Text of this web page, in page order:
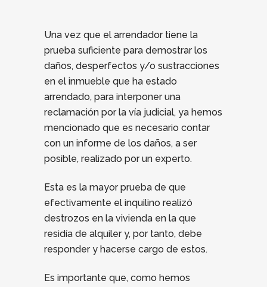
Una vez que el arrendador tiene la
prueba suficiente para demostrar los
daños, desperfectos y/o sustracciones
en el inmueble que ha estado
arrendado, para interponer una
reclamación por la vía judicial, ya hemos
mencionado que es necesario contar
con un informe de los daños, a ser
posible, realizado por un experto.
Esta es la mayor prueba de que
efectivamente el inquilino realizó
destrozos en la vivienda en la que
residía de alquiler y, por tanto, debe
responder y hacerse cargo de estos.
Es importante que, como hemos